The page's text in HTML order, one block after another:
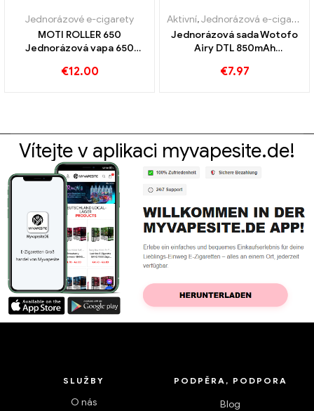
Jednorázové e-cigarety
MOTI ROLLER 650
Jednorázová vapa 650
€12.00
Aktivní,Jednorázová e-cigareta s nikotinem
Jednorázová sada Wotofo
Airy DTL 850mAh
cigarety Velkoobchod丨
€7.97
Vítejte v aplikaci myvapesite.de!
SLUŽBY
O nás
PODPĚRA, PODPORA
Blog